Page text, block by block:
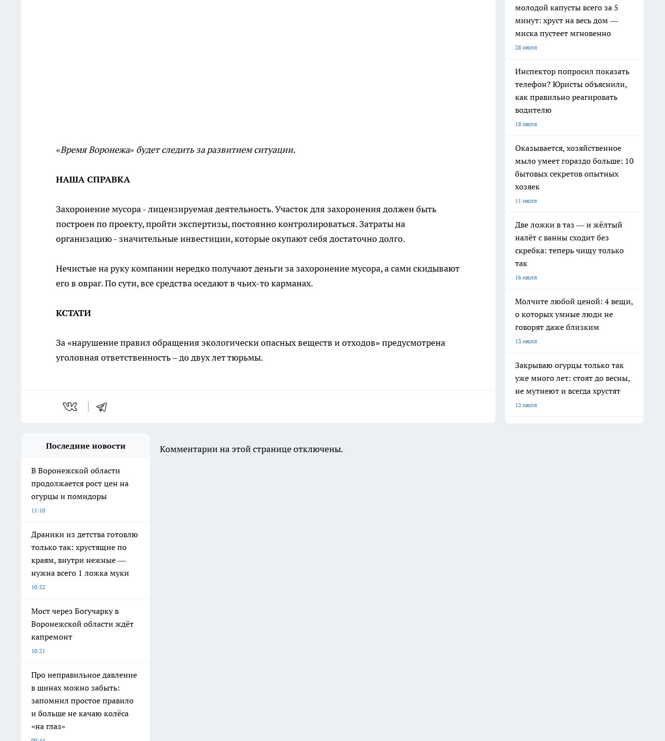
«Время Воронежа» будет следить за развитием ситуации.
НАША СПРАВКА
Захоронение мусора - лицензируемая деятельность. Участок для захоронения должен быть
построен по проекту, пройти экспертизы, постоянно контролироваться. Затраты на
организацию - значительные инвестиции, которые окупают себя достаточно долго.
Нечистые на руку компании нередко получают деньги за захоронение мусора, а сами скидывают
его в овраг. По сути, все средства оседают в чьих-то карманах.
КСТАТИ
За «нарушение правил обращения экологически опасных веществ и отходов» предусмотрена
уголовная ответственность – до двух лет тюрьмы.
молодой капусты всего за 5
минут: хруст на весь дом —
миска пустеет мгновенно
28 июля
Инспектор попросил показать
телефон? Юристы объяснили,
как правильно реагировать
водителю
18 июля
Оказывается, хозяйственное
мыло умеет гораздо больше: 10
бытовых секретов опытных
хозяек
11 июля
Две ложки в таз — и жёлтый
налёт с ванны сходит без
скребка: теперь чищу только
так
16 июля
Молчите любой ценой: 4 вещи,
о которых умные люди не
говорят даже близким
13 июля
Закрываю огурцы только так
уже много лет: стоят до весны,
не мутнеют и всегда хрустят
12 июля
Последние новости
В Воронежской области
продолжается рост цен на
огурцы и помидоры
11:10
Драники из детства готовлю
только так: хрустящие по
краям, внутри нежные —
нужна всего 1 ложка муки
10:52
Мост через Богучарку в
Воронежской области ждёт
капремонт
10:21
Про неправильное давление
в шинах можно забыть:
запомнил простое правило
и больше не качаю колёса
«на глаз»
Комментарии на этой странице отключены.